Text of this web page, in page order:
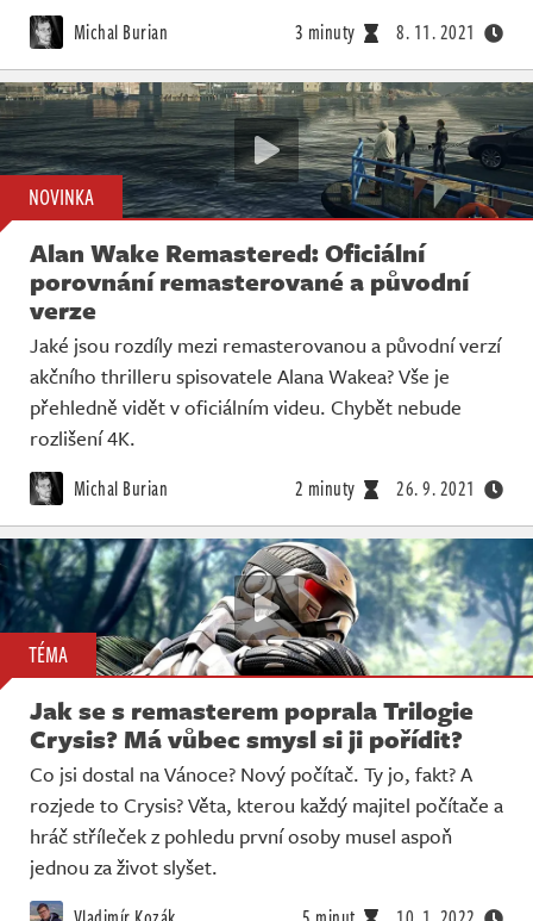
Michal Burian 3 minuty 8. 11. 2021
NOVINKA
Alan Wake Remastered: Oficiální
porovnání remasterované a původní
verze
Jaké jsou rozdíly mezi remasterovanou a původní verzí
akčního thrilleru spisovatele Alana Wakea? Vše je
přehledně vidět v oficiálním videu. Chybět nebude
rozlišení 4K.
Michal Burian 2 minuty 26. 9. 2021
TÉMA
Jak se s remasterem poprala Trilogie
Crysis? Má vůbec smysl si ji pořídit?
Co jsi dostal na Vánoce? Nový počítač. Ty jo, fakt? A
rozjede to Crysis? Věta, kterou každý majitel počítače a
hráč stříleček z pohledu první osoby musel aspoň
jednou za život slyšet.